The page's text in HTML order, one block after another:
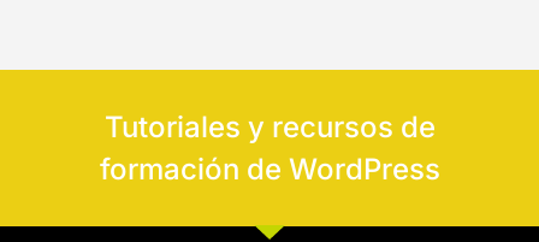
Tutoriales y recursos de
formación de WordPress